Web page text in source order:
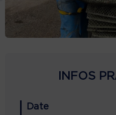
INFOS
Date